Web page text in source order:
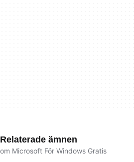
Relaterade ämnen
om Microsoft För Windows Gratis